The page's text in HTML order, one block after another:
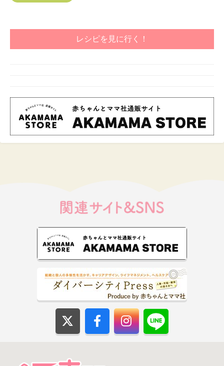
レシピを見に行く！